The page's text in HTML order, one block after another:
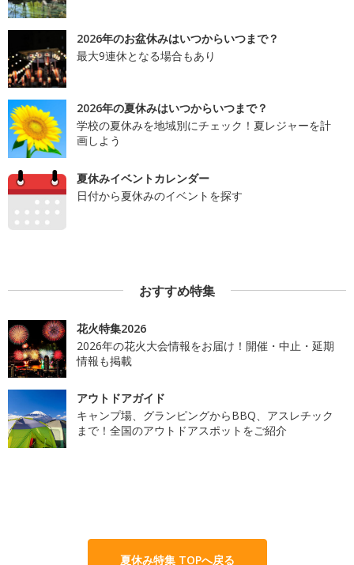
2026年のお盆休みはいつからいつまで？
最大9連休となる場合もあり
2026年の夏休みはいつからいつまで？
学校の夏休みを地域別にチェック！夏レジャーを計
画しよう
夏休みイベントカレンダー
日付から夏休みのイベントを探す
おすすめ特集
花火特集2026
2026年の花火大会情報をお届け！開催・中止・延期
情報も掲載
アウトドアガイド
キャンプ場、グランピングからBBQ、アスレチック
まで！全国のアウトドアスポットをご紹介
夏休み特集 TOPへ戻る